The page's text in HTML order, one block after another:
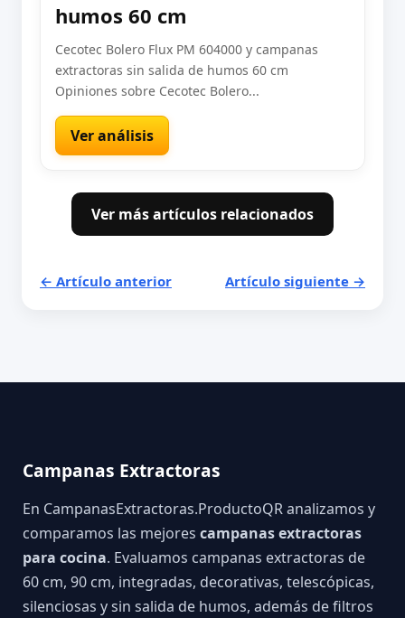
humos 60 cm
Cecotec Bolero Flux PM 604000 y campanas
extractoras sin salida de humos 60 cm
Opiniones sobre Cecotec Bolero...
Ver análisis
Ver más artículos relacionados
← Artículo anterior Artículo siguiente →
Campanas Extractoras
En CampanasExtractoras.ProductoQR analizamos y
comparamos las mejores campanas extractoras
para cocina. Evaluamos campanas extractoras de
60 cm, 90 cm, integradas, decorativas, telescópicas,
silenciosas y sin salida de humos, además de filtros